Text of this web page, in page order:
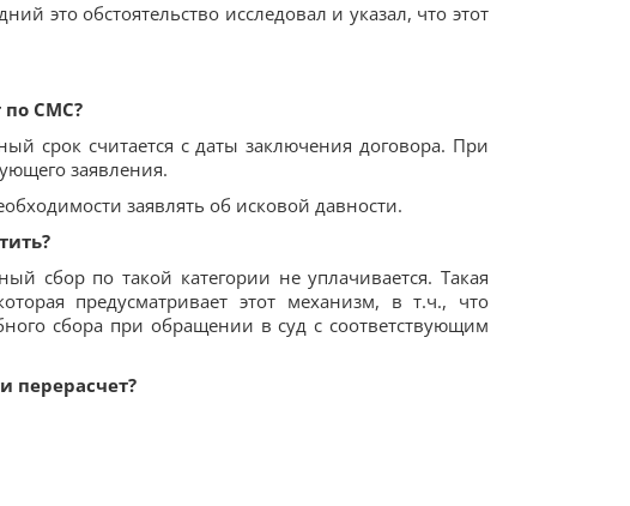
это обстоятельство исследовал и указал, что этот
по СМС?
срок считается с даты заключения договора. При
заявления.
заявлять об исковой давности.
сбор по такой категории не уплачивается. Такая
предусматривает этот механизм, в т.ч., что
сбора при обращении в суд с соответствующим
перерасчет?